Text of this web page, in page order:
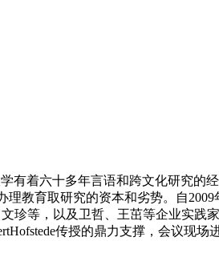
着六十多年言语和跨文化研究的
教育取研究的资本和劣势。自
珍等，以及卫哲、王茁等企业实践
传授的鼎力支撑，会议现场